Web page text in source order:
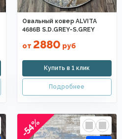
Овальный ковер ALVITA
4686B S.D.GREY-S.GREY
от 2880 руб
-54%